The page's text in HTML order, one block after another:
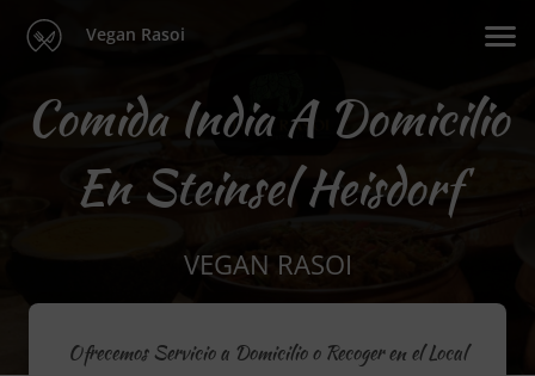
Vegan Rasoi
Comida India A Domicilio
En Steinsel Heisdorf
VEGAN RASOI
Ofrecemos Servicio a Domicilio o Recoger en el Local